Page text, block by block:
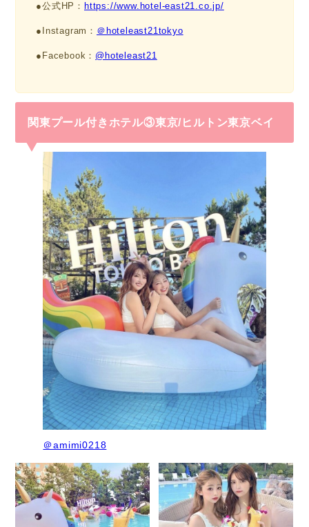
●公式HP： https://www.hotel-east21.co.jp/
●Instagram： ＠hoteleast21tokyo
●Facebook： @hoteleast21
関東プール付きホテル③東京/ヒルトン東京ベイ
＠amimi0218